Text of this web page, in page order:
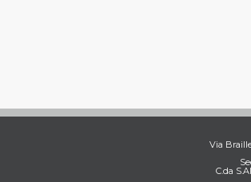
Via
C.da